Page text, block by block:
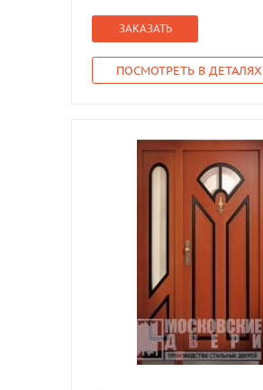
ЗАКАЗАТЬ
ПОСМОТРЕТЬ В ДЕТАЛЯХ